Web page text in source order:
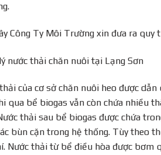
Công Ty Môi Trường xin đưa ra quy
của cơ sở chăn nuôi heo được
qua bể biogas vẫn còn chứa nhiều
thải sau bể biogas được chứa
bùn cặn trong hệ thống. Tùy theo
Nước thải từ bể điều hòa được bơm